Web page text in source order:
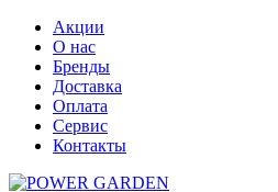
Акции
О нас
Бренды
Доставка
Оплата
Сервис
Контакты